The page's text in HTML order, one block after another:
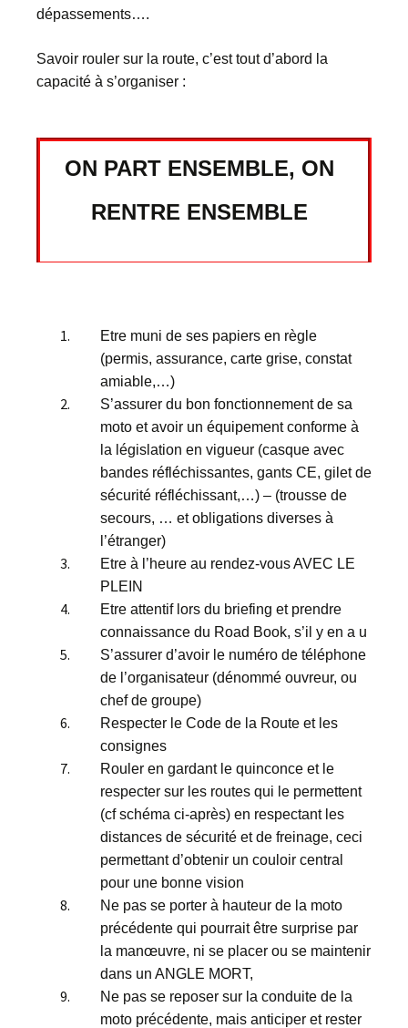
dépassements….
Savoir rouler sur la route, c’est tout d’abord la
capacité à s’organiser :
ON PART ENSEMBLE, ON
RENTRE ENSEMBLE
Etre muni de ses papiers en règle
(permis, assurance, carte grise, constat
amiable,…)
S’assurer du bon fonctionnement de sa
moto et avoir un équipement conforme à
la législation en vigueur (casque avec
bandes réfléchissantes, gants CE, gilet de
sécurité réfléchissant,…) – (trousse de
secours, … et obligations diverses à
l’étranger)
Etre à l’heure au rendez-vous AVEC LE
PLEIN
Etre attentif lors du briefing et prendre
connaissance du Road Book, s’il y en a u
S’assurer d’avoir le numéro de téléphone
de l’organisateur (dénommé ouvreur, ou
chef de groupe)
Respecter le Code de la Route et les
consignes
Rouler en gardant le quinconce et le
respecter sur les routes qui le permettent
(cf schéma ci-après) en respectant les
distances de sécurité et de freinage, ceci
permettant d’obtenir un couloir central
pour une bonne vision
Ne pas se porter à hauteur de la moto
précédente qui pourrait être surprise par
la manœuvre, ni se placer ou se maintenir
dans un ANGLE MORT,
Ne pas se reposer sur la conduite de la
moto précédente, mais anticiper et rester